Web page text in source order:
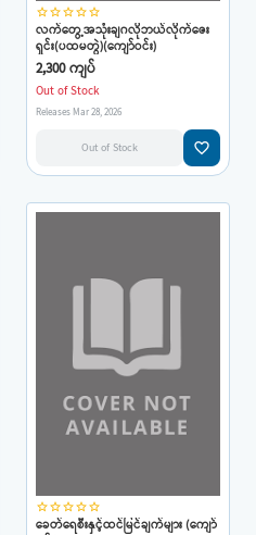
star_borderstar_borderstar_borderstar_borderstar_border
လက်တွေ့အသုံးချဂလိုဘယ်လိုက်ဇေး
ရှင်း(ပထမတွဲ)(ကျော်ဝင်း)
2,300 ကျပ်
Out of Stock
Releases Mar 28, 2026
Out of Stock favorite_border
star_borderstar_borderstar_borderstar_borderstar_border
ခေတ်ရေစီးနှင့်ထင်မြင်ချက်များ (ကျော်